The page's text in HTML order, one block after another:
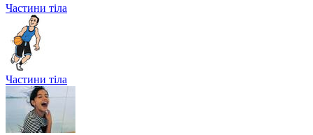
Частини тіла
Частини тіла